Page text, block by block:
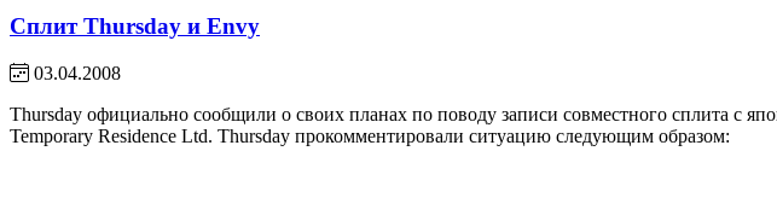
Сплит Thursday и Envy
03.04.2008
Thursday официально сообщили о своих планах по поводу записи совместного сплита с
Temporary Residence Ltd. Thursday прокомментировали ситуацию следующим образом: